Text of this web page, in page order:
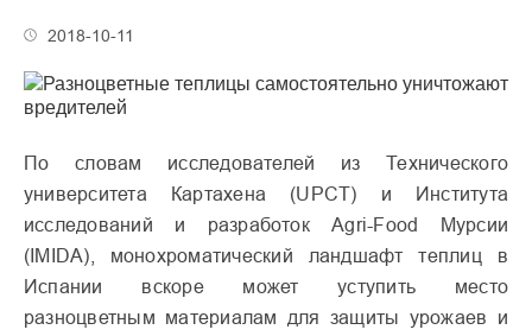
2018-10-11
По словам исследователей из Технического
университета Картахена (UPCT) и Института
исследований и разработок Agri-Food Мурсии
(IMIDA), монохроматический ландшафт теплиц в
Испании вскоре может уступить место
разноцветным материалам для защиты урожаев и